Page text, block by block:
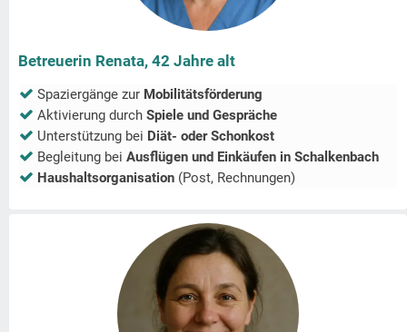
Betreuerin Renata, 42 Jahre alt
Spaziergänge zur Mobilitätsförderung
Aktivierung durch Spiele und Gespräche
Unterstützung bei Diät- oder Schonkost
Begleitung bei Ausflügen und Einkäufen in Schalkenbach
Haushaltsorganisation (Post, Rechnungen)